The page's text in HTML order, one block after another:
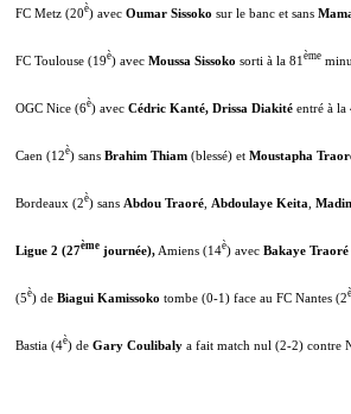
FC Metz (20è) avec Oumar Sissoko sur le banc et sans
FC Toulouse (19è) avec Moussa Sissoko sorti à la 81 ème
OGC Nice (6è) avec Cédric Kanté, Drissa Diakité entré à la
Caen (12è) sans Brahim Thiam (blessé) et Moustapha
Bordeaux (2è) sans Abdou Traoré Abdoulaye Keita
Ligue 2 (27ème journée), Amiens (14è) avec Bakaye Traoré
(5è) de Biagui Kamissoko tombe (0-1) face au FC Nantes (2è
Bastia (4è) de Gary Coulibaly a fait match nul (2-2) contre